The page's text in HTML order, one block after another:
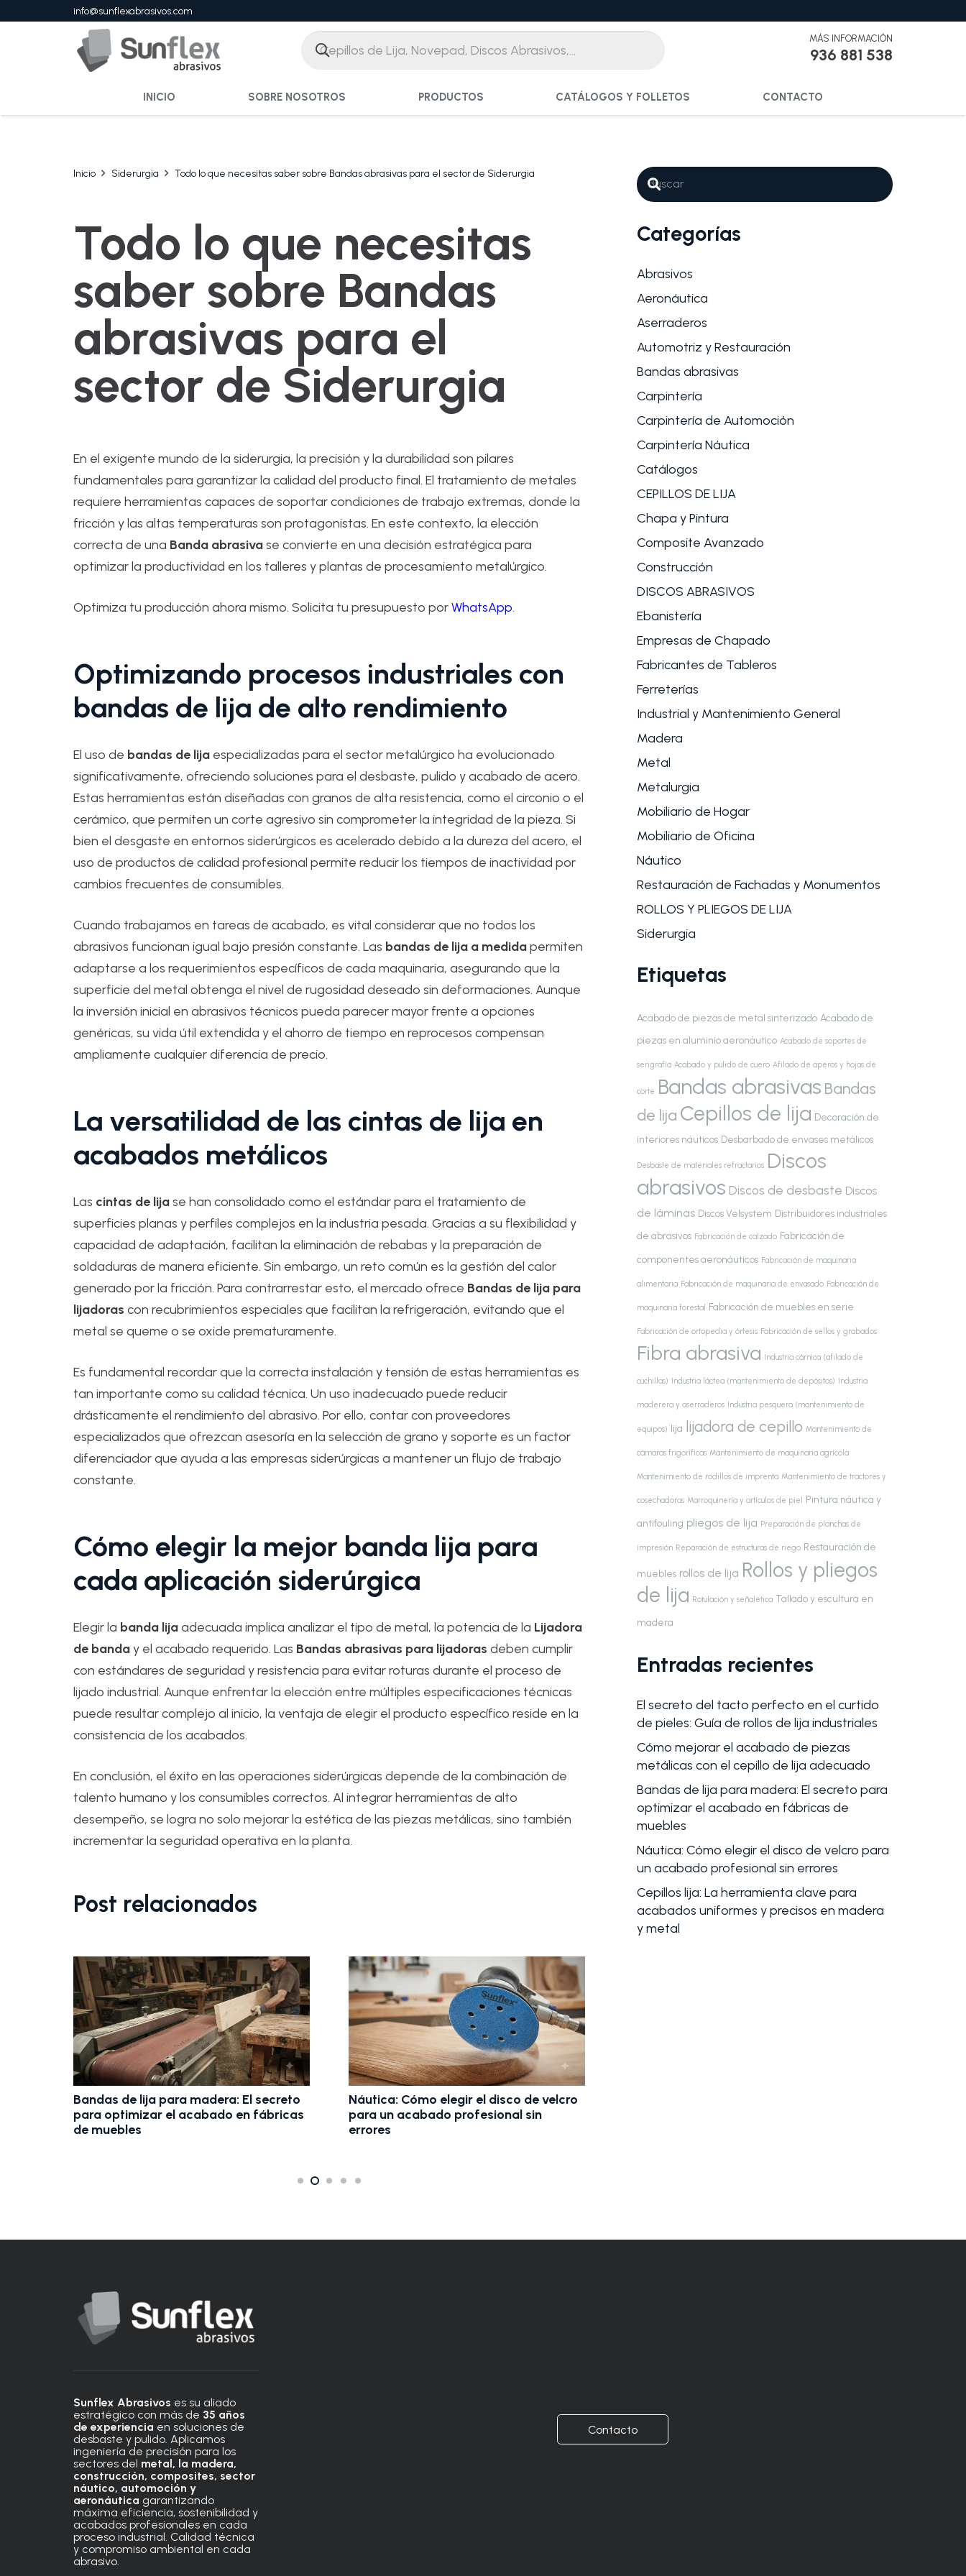
info@sunflexabrasivos.com
MÁS INFORMACIÓN
936 881 538
INICIO SOBRE NOSOTROS PRODUCTOS CATÁLOGOS Y FOLLETOS CONTACTO
Inicio Siderurgia Todo lo que necesitas saber sobre Bandas abrasivas para el sector de Siderurgia
Todo lo que necesitas
saber sobre Bandas
abrasivas para el
sector de Siderurgia
En el exigente mundo de la siderurgia, la precisión y la durabilidad son pilares
fundamentales para garantizar la calidad del producto final. El tratamiento de metales
requiere herramientas capaces de soportar condiciones de trabajo extremas, donde la
fricción y las altas temperaturas son protagonistas. En este contexto, la elección
correcta de una Banda abrasivase convierte en una decisión estratégica para
optimizar la productividad en los talleres y plantas de procesamiento metalúrgico.
Optimiza tu producción ahora mismo. Solicita tu presupuesto porWhatsApp.
Optimizando procesos industriales con
bandas de lija de alto rendimiento
El uso de bandas de lija especializadas para el sector metalúrgico ha evolucionado
significativamente, ofreciendo soluciones para el desbaste, pulido y acabado de acero.
Estas herramientas están diseñadas con granos de alta resistencia, como el circonio o el
cerámico, que permiten un corte agresivo sin comprometer la integridad de la pieza. Si
bien el desgaste en entornos siderúrgicos es acelerado debido a la dureza del acero, el
uso de productos de calidad profesional permite reducir los tiempos de inactividad por
cambios frecuentes de consumibles.
Cuando trabajamos en tareas de acabado, es vital considerar que no todos los
abrasivos funcionan igual bajo presión constante. Las bandas de lija a medidapermiten
adaptarse a los requerimientos específicos de cada maquinaria, asegurando que la
superficie del metal obtenga el nivel de rugosidad deseado sin deformaciones. Aunque
la inversión inicial en abrasivos técnicos pueda parecer mayor frente a opciones
genéricas, su vida útil extendida y el ahorro de tiempo en reprocesos compensan
ampliamente cualquier diferencia de precio.
La versatilidad de las cintas de lija en
acabados metálicos
Las cintas de lijase han consolidado como el estándar para el tratamiento de
superficies planas y perfiles complejos en la industria pesada. Gracias a su flexibilidad y
capacidad de adaptación, facilitan la eliminación de rebabas y la preparación de
soldaduras de manera eficiente. Sin embargo, un reto común es la gestión del calor
generado por la fricción. Para contrarrestar esto, el mercado ofrece Bandas de lija para
lijadoras con recubrimientos especiales que facilitan la refrigeración, evitando que el
metal se queme o se oxide prematuramente.
Es fundamental recordar que la correcta instalación y tensión de estas herramientas es
tan importante como su calidad técnica. Un uso inadecuado puede reducir
drásticamente el rendimiento del abrasivo. Por ello, contar con proveedores
especializados que ofrezcan asesoría en la selección de grano y soporte es un factor
diferenciador que ayuda a las empresas siderúrgicas a mantener un flujo de trabajo
constante.
Cómo elegir la mejor banda lija para
cada aplicación siderúrgica
Elegir la banda lijaadecuada implica analizar el tipo de metal, la potencia de la Lijadora
de banda y el acabado requerido. Las Bandas abrasivas para lijadoras deben cumplir
con estándares de seguridad y resistencia para evitar roturas durante el proceso de
lijado industrial. Aunque enfrentar la elección entre múltiples especificaciones técnicas
puede resultar complejo al inicio, la ventaja de elegir el producto específico reside en la
consistencia de los acabados.
En conclusión, el éxito en las operaciones siderúrgicas depende de la combinación de
talento humano y los consumibles correctos. Al integrar herramientas de alto
desempeño, se logra no solo mejorar la estética de las piezas metálicas, sino también
incrementar la seguridad operativa en la planta.
Post relacionados
Bandas de lija para madera: El secreto
para optimizar el acabado en fábricas
de muebles
Náutica: Cómo elegir el disco de velcro
para un acabado profesional sin
errores
Categorías
Abrasivos
Aeronáutica
Aserraderos
Automotriz y Restauración
Bandas abrasivas
Carpintería
Carpintería de Automoción
Carpintería Náutica
Catálogos
CEPILLOS DE LIJA
Chapa y Pintura
Composite Avanzado
Construcción
DISCOS ABRASIVOS
Ebanistería
Empresas de Chapado
Fabricantes de Tableros
Ferreterías
Industrial y Mantenimiento General
Madera
Metal
Metalurgia
Mobiliario de Hogar
Mobiliario de Oficina
Náutico
Restauración de Fachadas y Monumentos
ROLLOS Y PLIEGOS DE LIJA
Siderurgia
Etiquetas
Acabado de piezas de metal sinterizado Acabado de
piezas en aluminio aeronáutico Acabado de soportes de
serigrafía Acabado y pulido de cuero Afilado de aperos y hojas de
corte Bandas abrasivas Bandas
de lija Cepillos de lija Decoración de
interiores náuticos Desbarbado de envases metálicos
Desbaste de materiales refractarios Discos
abrasivos Discos de desbaste Discos
de láminas Discos Velsystem Distribuidores industriales
de abrasivos Fabricación de calzado Fabricación de
componentes aeronáuticos Fabricación de maquinaria
alimentaria Fabricación de maquinaria de envasado Fabricación de
maquinaria forestal Fabricación de muebles en serie
Fabricación de ortopedia y órtesis Fabricación de sellos y grabados
Fibra abrasiva Industria cárnica (afilado de
cuchillas) Industria láctea (mantenimiento de depósitos) Industria
maderera y aserraderos Industria pesquera (mantenimiento de
equipos) lija lijadora de cepillo Mantenimiento de
cámaras frigoríficas Mantenimiento de maquinaria agrícola
Mantenimiento de rodillos de imprenta Mantenimiento de tractores y
cosechadoras Marroquinería y artículos de piel Pintura náutica y
antifouling pliegos de lija Preparación de planchas de
impresión Reparación de estructuras de riego Restauración de
muebles rollos de lija Rollos y pliegos
de lija Rotulación y señalética Tallado y escultura en
madera
Entradas recientes
El secreto del tacto perfecto en el curtido
de pieles: Guía de rollos de lija industriales
Cómo mejorar el acabado de piezas
metálicas con el cepillo de lija adecuado
Bandas de lija para madera: El secreto para
optimizar el acabado en fábricas de
muebles
Náutica: Cómo elegir el disco de velcro para
un acabado profesional sin errores
Cepillos lija: La herramienta clave para
acabados uniformes y precisos en madera
y metal
Sunflex Abrasivos es su aliado
estratégico con más de 35 años
de experiencia en soluciones de
desbaste y pulido. Aplicamos
ingeniería de precisión para los
sectores del metal, la madera,
construcción, composites, sector
náutico, automoción y
aeronáutica garantizando
máxima eficiencia, sostenibilidad y
acabados profesionales en cada
proceso industrial. Calidad técnica
y compromiso ambiental en cada
abrasivo.
Contacto